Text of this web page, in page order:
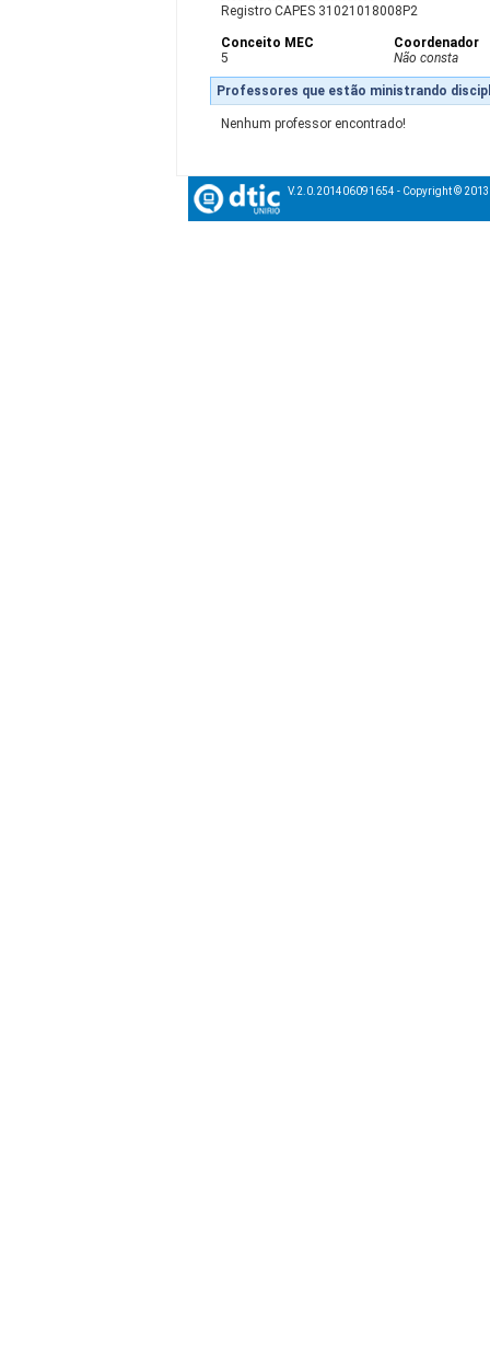
Registro CAPES 31021018008P2
Conceito MEC
5
Coordenador
Não consta
Professores que estão ministrando
Nenhum professor encontrado!
V.2.0.201406091654 - Copyright ©